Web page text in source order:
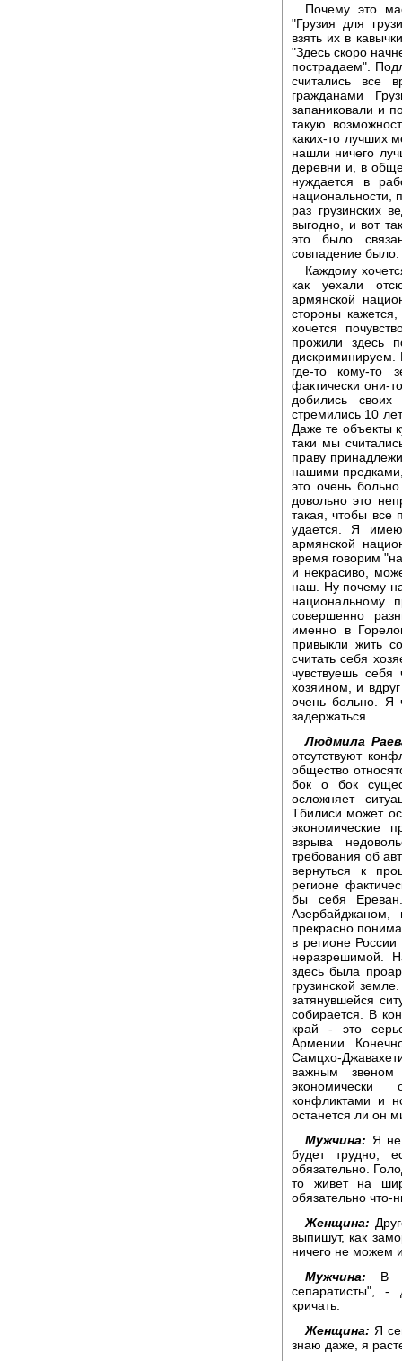
Почему это
"Грузия для
взять их в
"Здесь скоро
пострадаем".
считались все
гражданами
запаниковали и
такую
каких-то лучших
нашли ничего
деревни и, в
нуждается в
национальности,
раз грузинских
выгодно, и вот
это было
совпадение было.
Каждому
как уехали
армянской
стороны
хочется
прожили здесь
дискриминируем.
где-то кому-то
фактически они-
добились
стремились 10
Даже те объекты
таки мы
праву
нашими
это очень
довольно это
такая, чтобы все
удается. Я
армянской
время говорим
и некрасиво,
наш. Ну почему
совершенно
именно в
привыкли жить
считать себя
чувствуешь
хозяином, и
очень больно. Я
задержаться.
Людмила
отсутствуют
общество
бок о бок
осложняет
Тбилиси может
экономические
взрыва
требования об
вернуться к
регионе
бы себя
прекрасно
в регионе
неразрешимой.
здесь была
грузинской
затянувшейся
собирается. В
край - это
Армении.
Самцхо-
важным звеном
экономически
конфликтами и
останется ли он
Мужчина: Я
будет трудно,
обязательно.
то живет на
обязательно что-
Женщина:
выпишут, как
ничего не можем
Мужчина: В
сепаратисты", -
кричать.
Женщина: Я
знаю даже, я